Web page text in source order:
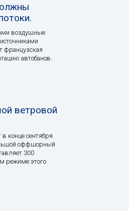
воздушные
французская
автобанов.
ветровой
в конце сентября
оффшорный
300
режиме этого